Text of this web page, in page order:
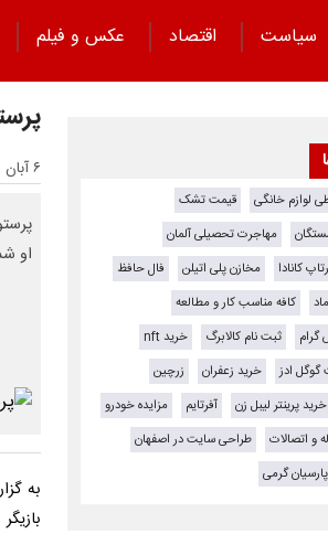
سیاست اقتصاد
عکس و فیلم
۶ آبان ۱۴۰۰ - ۱۵:۳۸
او
به
لوازم خانگی
قیمت تشک
مهاجرت تحصیلی آلمان
کانادا
مخازن پلی اتیلن
فال حافظ
کافه مناسب کار و مطالعه
گرام
ثبت نام کالابرگ
خرید nft
گوگل ادز
خرید زعفران
زرچین
خرید پرینتر لیبل زن آفرتایم
مزایده خودرو
و اتصالات
طراحی سایت در اصفهان
گرمی